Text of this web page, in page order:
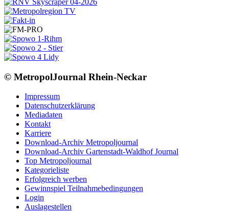
© MetropolJournal Rhein-Neckar
Impressum
Datenschutzerklärung
Mediadaten
Kontakt
Karriere
Download-Archiv Metropoljournal
Download-Archiv Gartenstadt-Waldhof Journal
Top Metropoljournal
Kategorieliste
Erfolgreich werben
Gewinnspiel Teilnahmebedingungen
Login
Auslagestellen